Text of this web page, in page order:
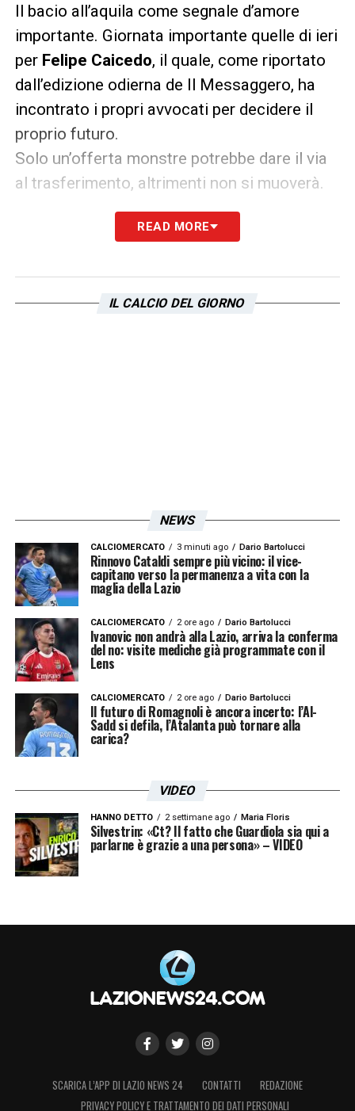
Il bacio all’aquila come segnale d’amore
importante. Giornata importante quelle di ieri
per Felipe Caicedo, il quale, come riportato
dall’edizione odierna de Il Messaggero, ha
incontrato i propri avvocati per decidere il
proprio futuro.
Solo un’offerta monstre potrebbe dare il via
al trasferimento, altrimenti non si muoverà.
LA PLAYLIST DELLE NOSTRE TOP NEWS
READ MORE
IL CALCIO DEL GIORNO
NEWS
CALCIOMERCATO 3 minuti ago Dario Bartolucci
Rinnovo Cataldi sempre più vicino: il vice-
capitano verso la permanenza a vita con la
maglia della Lazio
CALCIOMERCATO 2 ore ago Dario Bartolucci
Ivanovic non andrà alla Lazio, arriva la conferma
del no: visite mediche già programmate con il
Lens
CALCIOMERCATO 2 ore ago Dario Bartolucci
Il futuro di Romagnoli è ancora incerto: l’Al-
Sadd si defila, l’Atalanta può tornare alla
carica?
VIDEO
HANNO DETTO 2 settimane ago Maria Floris
Silvestrin: «Ct? Il fatto che Guardiola sia qui a
parlarne è grazie a una persona» – VIDEO
SCARICA L’APP DI LAZIO NEWS 24 CONTATTI
REDAZIONE
PRIVACY POLICY E TRATTAMENTO DEI DATI PERSONALI